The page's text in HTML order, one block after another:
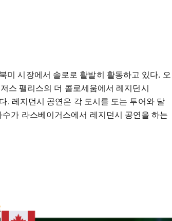
미 시장에서 솔로로 활발히 활동하고 있다. 오
스 팰리스의 더 콜로세움에서 레지던시
. 레지던시 공연은 각 도시를 도는 투어와 달
가 라스베이거스에서 레지던시 공연을 하는